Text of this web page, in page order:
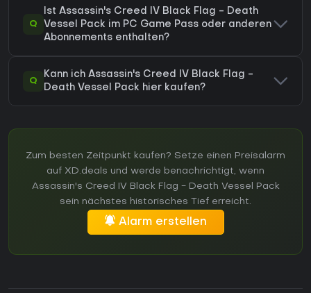
Q
Ist Assassin's Creed IV Black Flag - Death
Vessel Pack im PC Game Pass oder anderen
Abonnements enthalten?
Q
Kann ich Assassin's Creed IV Black Flag -
Death Vessel Pack hier kaufen?
Zum besten Zeitpunkt kaufen? Setze einen Preisalarm
auf XD.deals und werde benachrichtigt, wenn
Assassin's Creed IV Black Flag - Death Vessel Pack
sein nächstes historisches Tief erreicht.
Alarm erstellen